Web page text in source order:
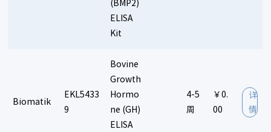
(BMP2)
ELISA
Kit
Biomatik
EKL5433
9
Bovine
Growth
Hormo
ne (GH)
ELISA
4-5
周
￥0.
00
详
情